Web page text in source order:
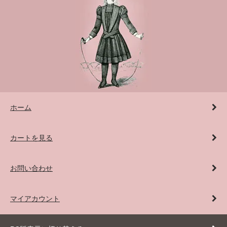
ホーム
カートを見る
お問い合わせ
マイアカウント